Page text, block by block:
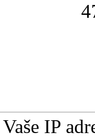
4
Vaše IP